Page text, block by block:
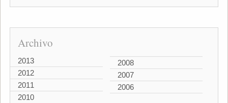
Archivo
2013
2012
2011
2010
2008
2007
2006